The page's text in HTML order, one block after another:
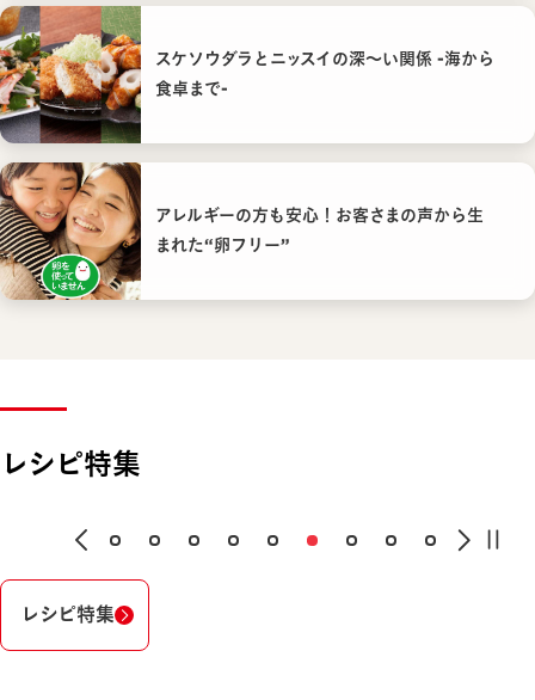
スケソウダラとニッスイの深〜い関係 -海から
食卓まで-
アレルギーの方も安心！お客さまの声から生
まれた“卵フリー”
レシピ特集
レシピ特集